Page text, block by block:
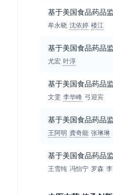
基于美国食品药品
牟永晓 沈依婷 楼江
基于美国食品药品
尤宏 叶淳
基于美国食品药品
文雯 李华峰 弓迎宾
基于美国食品药品
王阿明 龚奇能 张琳琳
基于美国食品药品
王雪纯 冯怡宁 罗森